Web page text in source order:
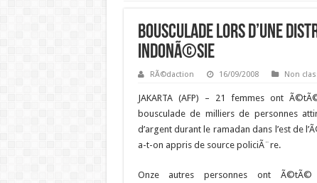
Bousculade lors d’une
IndonÃ©sie
RÃ©daction 16/09/2008 Non
JAKARTA (AFP) – 21 femmes ont
bousculade de milliers de personnes
d’argent durant le ramadan dans l’est de
a-t-on appris de source policiÃ¨re.
Onze autres personnes ont